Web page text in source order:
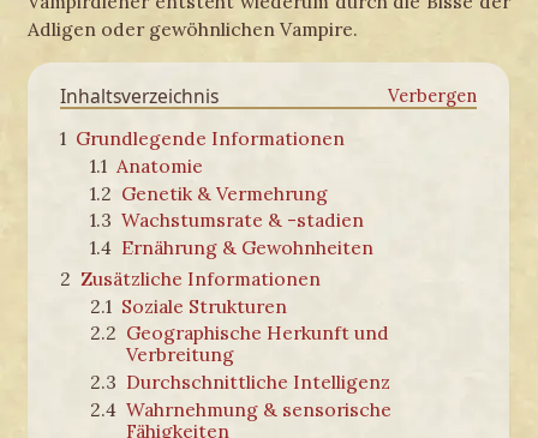
Adligen oder gewöhnlichen Vampire.
Inhaltsverzeichnis
1 Grundlegende Informationen
1.1 Anatomie
1.2 Genetik & Vermehrung
1.3 Wachstumsrate & -stadien
1.4 Ernährung & Gewohnheiten
2 Zusätzliche Informationen
2.1 Soziale Strukturen
2.2 Geographische Herkunft und
Verbreitung
2.3 Durchschnittliche Intelligenz
2.4 Wahrnehmung & sensorische
Fähigkeiten